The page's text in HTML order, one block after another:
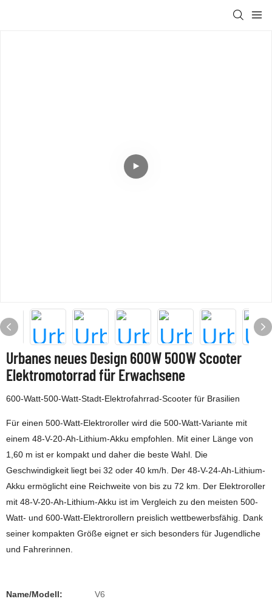
Urbanes neues Design 600W 500W Scooter
Elektromotorrad für Erwachsene
600-Watt-500-Watt-Stadt-Elektrofahrrad-Scooter für Brasilien
Für einen 500-Watt-Elektroroller wird die 500-Watt-Variante mit
einem 48-V-20-Ah-Lithium-Akku empfohlen. Mit einer Länge von
1,60 m ist er kompakt und daher die beste Wahl. Die
Geschwindigkeit liegt bei 32 oder 40 km/h. Der 48-V-24-Ah-Lithium-
Akku ermöglicht eine Reichweite von bis zu 72 km. Der Elektroroller
mit 48-V-20-Ah-Lithium-Akku ist im Vergleich zu den meisten 500-
Watt- und 600-Watt-Elektrorollern preislich wettbewerbsfähig. Dank
seiner kompakten Größe eignet er sich besonders für Jugendliche
und Fahrerinnen.
Name/Modell: V6